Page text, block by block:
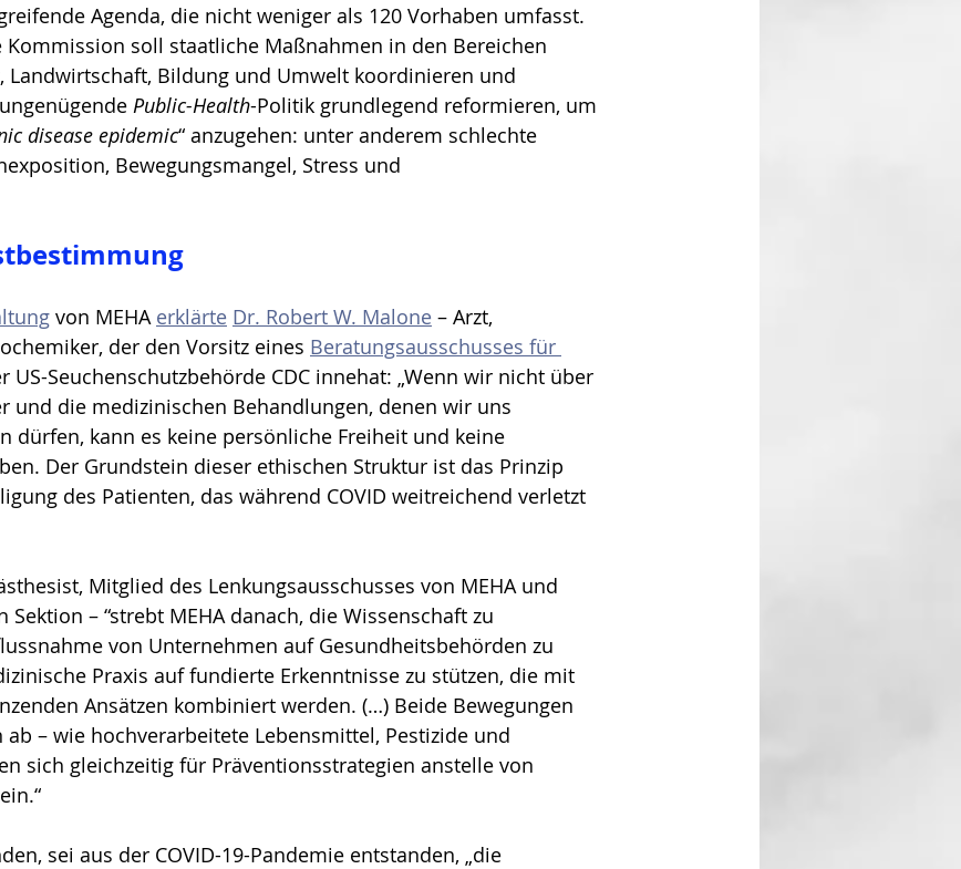
Agenda, die nicht weniger als 120 Vorhaben umfasst.
Kommission soll staatliche Maßnahmen in den Bereichen
Landwirtschaft, Bildung und Umwelt koordinieren und
Public-Health-Politik grundlegend reformieren, um
disease epidemic“ anzugehen: unter anderem schlechte
Bewegungsmangel, Stress und
von MEHA erklärte Dr. Robert W. Malone – Arzt,
der den Vorsitz eines Beratungsausschusses für
US-Seuchenschutzbehörde CDC innehat: „Wenn wir nicht über
und die medizinischen Behandlungen, denen wir uns
dürfen, kann es keine persönliche Freiheit und keine
Der Grundstein dieser ethischen Struktur ist das Prinzip
des Patienten, das während COVID weitreichend verletzt
Mitglied des Lenkungsausschusses von MEHA und
– “strebt MEHA danach, die Wissenschaft zu
von Unternehmen auf Gesundheitsbehörden zu
Praxis auf fundierte Erkenntnisse zu stützen, die mit
Ansätzen kombiniert werden. (…) Beide Bewegungen
ab – wie hochverarbeitete Lebensmittel, Pestizide und
sich gleichzeitig für Präventionsstrategien anstelle von
sei aus der COVID-19-Pandemie entstanden, „die